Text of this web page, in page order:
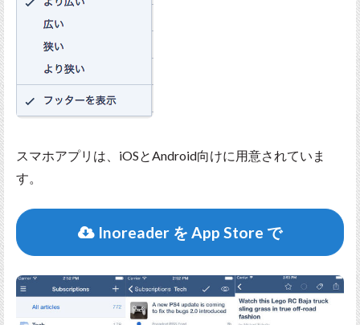
スマホアプリは、iOSとAndroid向けに用意されていま
す。
Inoreader を App Store で